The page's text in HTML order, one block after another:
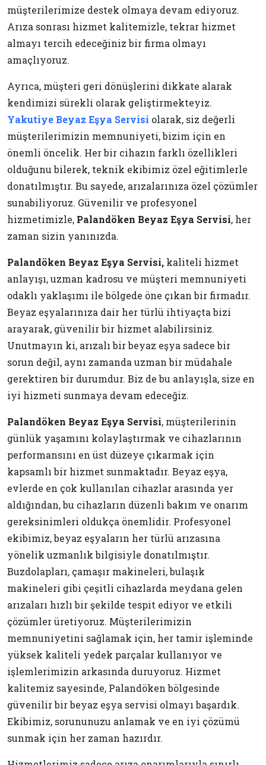
müşterilerimize destek olmaya devam ediyoruz.
Arıza sonrası hizmet kalitemizle, tekrar hizmet
almayı tercih edeceğiniz bir firma olmayı
amaçlıyoruz.
Ayrıca, müşteri geri dönüşlerini dikkate alarak
kendimizi sürekli olarak geliştirmekteyiz.
Yakutiye Beyaz Eşya Servisi olarak, siz değerli
müşterilerimizin memnuniyeti, bizim için en
önemli öncelik. Her bir cihazın farklı özellikleri
olduğunu bilerek, teknik ekibimiz özel eğitimlerle
donatılmıştır. Bu sayede, arızalarınıza özel çözümler
sunabiliyoruz. Güvenilir ve profesyonel
hizmetimizle, Palandöken Beyaz Eşya Servisi, her
zaman sizin yanınızda.
Palandöken Beyaz Eşya Servisi, kaliteli hizmet
anlayışı, uzman kadrosu ve müşteri memnuniyeti
odaklı yaklaşımı ile bölgede öne çıkan bir firmadır.
Beyaz eşyalarınıza dair her türlü ihtiyaçta bizi
arayarak, güvenilir bir hizmet alabilirsiniz.
Unutmayın ki, arızalı bir beyaz eşya sadece bir
sorun değil, aynı zamanda uzman bir müdahale
gerektiren bir durumdur. Biz de bu anlayışla, size en
iyi hizmeti sunmaya devam edeceğiz.
Palandöken Beyaz Eşya Servisi, müşterilerinin
günlük yaşamını kolaylaştırmak ve cihazlarının
performansını en üst düzeye çıkarmak için
kapsamlı bir hizmet sunmaktadır. Beyaz eşya,
evlerde en çok kullanılan cihazlar arasında yer
aldığından, bu cihazların düzenli bakım ve onarım
gereksinimleri oldukça önemlidir. Profesyonel
ekibimiz, beyaz eşyaların her türlü arızasına
yönelik uzmanlık bilgisiyle donatılmıştır.
Buzdolapları, çamaşır makineleri, bulaşık
makineleri gibi çeşitli cihazlarda meydana gelen
arızaları hızlı bir şekilde tespit ediyor ve etkili
çözümler üretiyoruz. Müşterilerimizin
memnuniyetini sağlamak için, her tamir işleminde
yüksek kaliteli yedek parçalar kullanıyor ve
işlemlerimizin arkasında duruyoruz. Hizmet
kalitemiz sayesinde, Palandöken bölgesinde
güvenilir bir beyaz eşya servisi olmayı başardık.
Ekibimiz, sorununuzu anlamak ve en iyi çözümü
sunmak için her zaman hazırdır.